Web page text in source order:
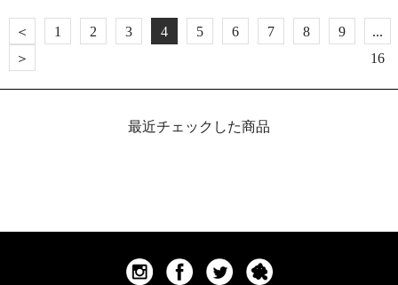
＜ 1 2 3 4 5 6 7 8 9
...
16
＞
最近チェックした商品